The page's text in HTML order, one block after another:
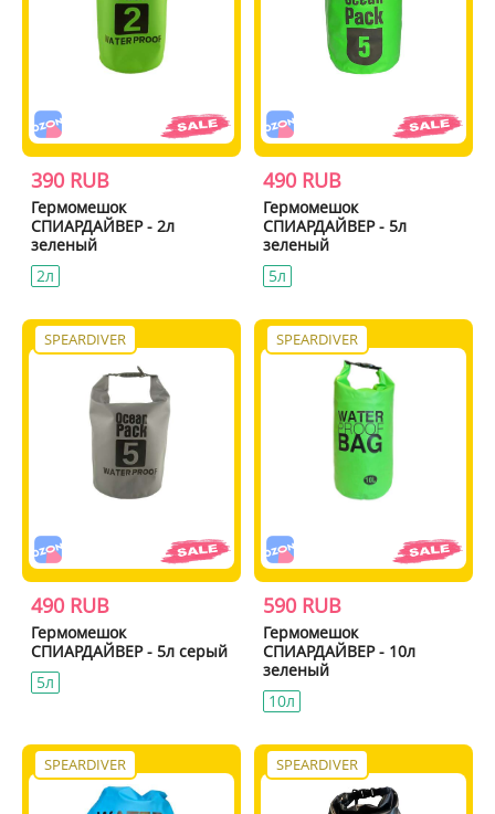
390 RUB
Гермомешок
СПИАРДАЙВЕР - 2л
зеленый
2л
490 RUB
Гермомешок
СПИАРДАЙВЕР - 5л
зеленый
5л
SPEARDIVER
490 RUB
Гермомешок
СПИАРДАЙВЕР - 5л серый
5л
SPEARDIVER
590 RUB
Гермомешок
СПИАРДАЙВЕР - 10л
зеленый
10л
SPEARDIVER SPEARDIVER